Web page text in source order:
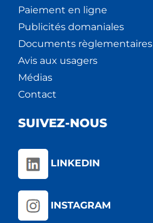
Paiement en ligne
Publicités domaniales
Documents règlementaires
Avis aux usagers
Médias
Contact
SUIVEZ-NOUS
LINKEDIN
INSTAGRAM